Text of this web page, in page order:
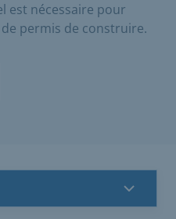
est nécessaire pour
permis de construire.